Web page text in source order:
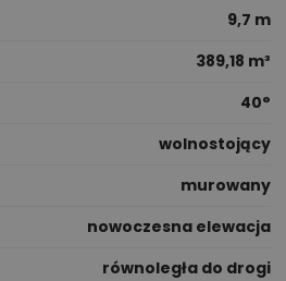
9,7 m
389,18 m³
40°
wolnostojący
murowany
nowoczesna elewacja
równoległa do drogi